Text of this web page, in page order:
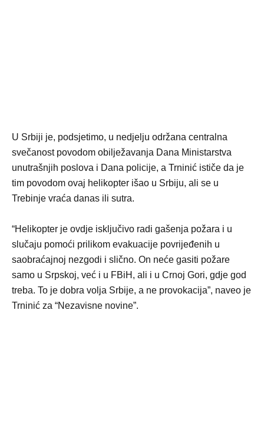
U Srbiji je, podsjetimo, u nedjelju održana centralna
svečanost povodom obilježavanja Dana Ministarstva
unutrašnjih poslova i Dana policije, a Trninić ističe da je
tim povodom ovaj helikopter išao u Srbiju, ali se u
Trebinje vraća danas ili sutra.
“Helikopter je ovdje isključivo radi gašenja požara i u
slučaju pomoći prilikom evakuacije povrijeđenih u
saobraćajnoj nezgodi i slično. On neće gasiti požare
samo u Srpskoj, već i u FBiH, ali i u Crnoj Gori, gdje god
treba. To je dobra volja Srbije, a ne provokacija”, naveo je
Trninić za “Nezavisne novine”.